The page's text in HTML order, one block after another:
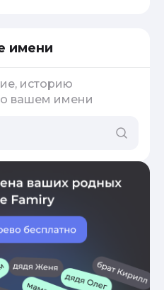
имени
историю
вашем имени